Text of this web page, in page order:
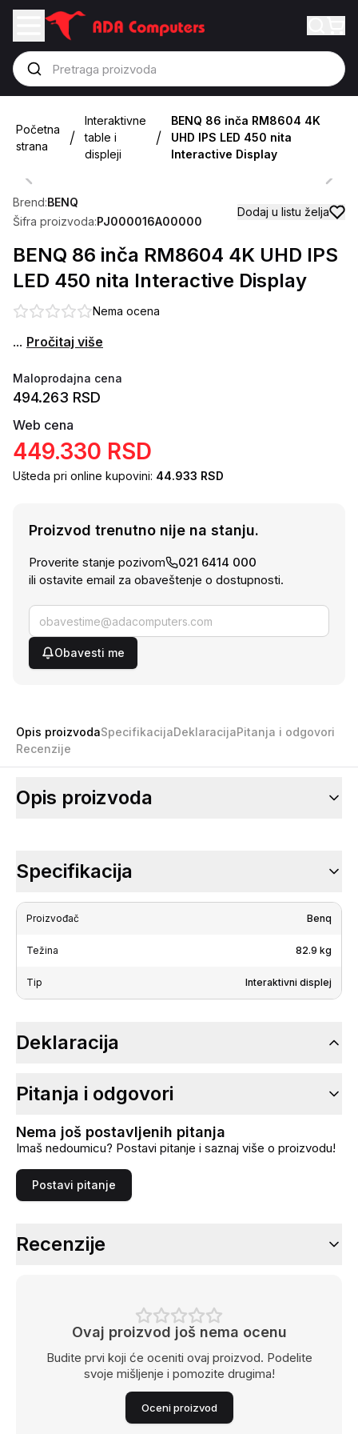
Početna
strana
/
Interaktivne
table i
displeji
/
BENQ 86 inča RM8604 4K
UHD IPS LED 450 nita
Interactive Display
Next
Previous slide
Brend:BENQ
Šifra proizvoda:PJ000016A00000
Dodaj u listu želja
BENQ 86 inča RM8604 4K UHD IPS
LED 450 nita Interactive Display
Nema ocena
... Pročitaj više
Maloprodajna cena
494.263 RSD
Web cena
449.330 RSD
Ušteda pri online kupovini: 44.933 RSD
Proizvod trenutno nije na stanju.
Proverite stanje pozivom
021 6414 000
ili ostavite email za obaveštenje o dostupnosti.
Obavesti me
Opis proizvodaSpecifikacijaDeklaracijaPitanja i odgovori
Recenzije
Opis proizvoda
Specifikacija
Proizvođač Benq
Težina 82.9 kg
Tip Interaktivni displej
Deklaracija
Pitanja i odgovori
Nema još postavljenih pitanja
Imaš nedoumicu? Postavi pitanje i saznaj više o proizvodu!
Postavi pitanje
Recenzije
Ovaj proizvod još nema ocenu
Budite prvi koji će oceniti ovaj proizvod. Podelite
svoje mišljenje i pomozite drugima!
Oceni proizvod